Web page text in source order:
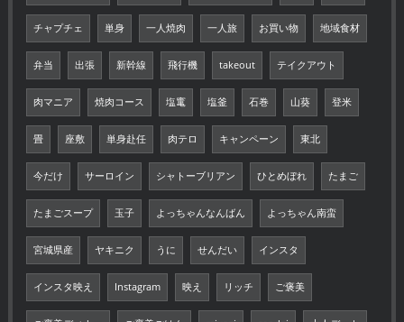
チャプチェ 単身 一人焼肉 一人旅 お買い物 地域食材
弁当 出張 新幹線 飛行機 takeout テイクアウト
肉マニア 焼肉コース 塩竃 塩釜 石巻 山葵 登米
畳 座敷 単身赴任 肉テロ キャンペーン 東北
今だけ サーロイン シャトーブリアン ひとめぼれ たまご
たまごスープ 玉子 よっちゃんなんばん よっちゃん南蛮
宮城県産 ヤキニク うに せんだい インスタ
インスタ映え Instagram 映え リッチ ご褒美